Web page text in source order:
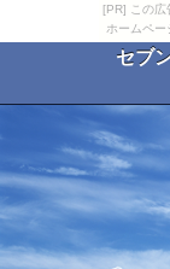
[PR] この広
ホームペー
セブ